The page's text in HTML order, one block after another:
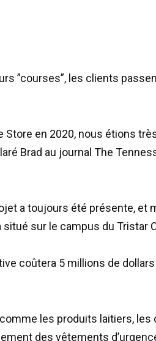
”courses”, les clients
Store en 2020, nous étions
Brad au journal The
a toujours été présente, et
sur le campus du Tristar
coûtera 5 millions de
les produits laitiers,
des vêtements